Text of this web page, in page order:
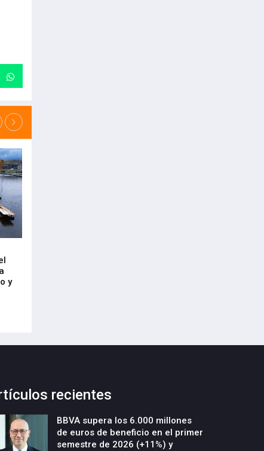
y
recientes
BBVA supera los 6.000 millones
de euros de beneficio en el primer
semestre de 2026 (+11%) y